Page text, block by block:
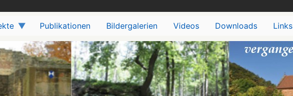
Publikationen Bildergalerien Videos Downloads Links